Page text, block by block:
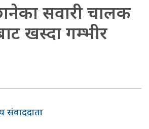
सवारी चालक
खस्दा गम्भीर
संवाददाता